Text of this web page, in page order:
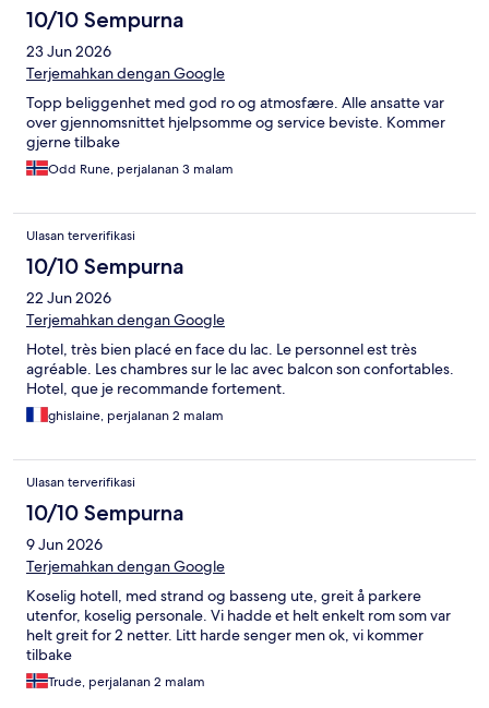
10/10 Sempurna
23 Jun 2026
Terjemahkan dengan Google
Topp beliggenhet med god ro og atmosfære. Alle ansatte var
over gjennomsnittet hjelpsomme og service beviste. Kommer
gjerne tilbake
Odd Rune, perjalanan 3 malam
Ulasan terverifikasi
10/10 Sempurna
22 Jun 2026
Terjemahkan dengan Google
Hotel, très bien placé en face du lac. Le personnel est très
agréable. Les chambres sur le lac avec balcon son confortables.
Hotel, que je recommande fortement.
ghislaine, perjalanan 2 malam
Ulasan terverifikasi
10/10 Sempurna
9 Jun 2026
Terjemahkan dengan Google
Koselig hotell, med strand og basseng ute, greit å parkere
utenfor, koselig personale. Vi hadde et helt enkelt rom som var
helt greit for 2 netter. Litt harde senger men ok, vi kommer
tilbake
Trude, perjalanan 2 malam